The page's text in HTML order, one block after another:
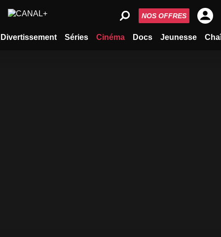
Divertissement Séries Cinéma Docs Jeunesse
NOS OFFRES